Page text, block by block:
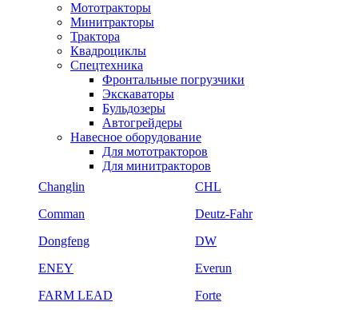
Мототракторы
Минитракторы
Трактора
Квадроциклы
Спецтехника
Фронтальные погрузчики
Экскаваторы
Бульдозеры
Автогрейдеры
Навесное оборудование
Для мототракторов
Для минитракторов
Changlin
CHL
Comman
Deutz-Fahr
Dongfeng
DW
ENEY
Everun
FARM LEAD
Forte